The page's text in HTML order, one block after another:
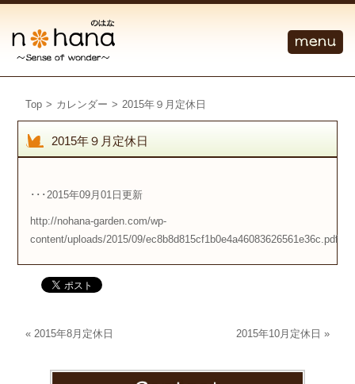
Top > カレンダー > 2015年９月定休日
2015年９月定休日
･･･2015年09月01日更新
http://nohana-garden.com/wp-
content/uploads/2015/09/ec8b8d815cf1b0e4a46083626561e36c.pdf
«2015年8月定休日 2015年10月定休日 »